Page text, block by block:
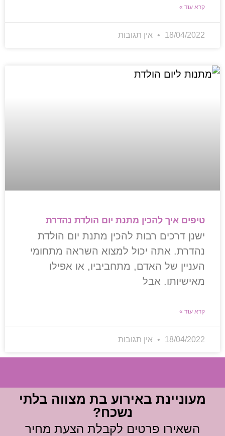
קרא עוד »
18/04/2022 אין תגובות
טיפים איך להכין מתנת יום הולדת נהדרת
ישנן דרכים רבות להכין מתנת יום הולדת
נהדרת. אתה יכול למצוא השראה מתחומי
העניין של האדם, מתחביביו, או אפילו
מאישיותו. אבל
קרא עוד »
18/04/2022 אין תגובות
מעוניינת באירוע בת מצווה בלתי
נשכח?
השאירו פרטים לקבלת הצעת מחיר